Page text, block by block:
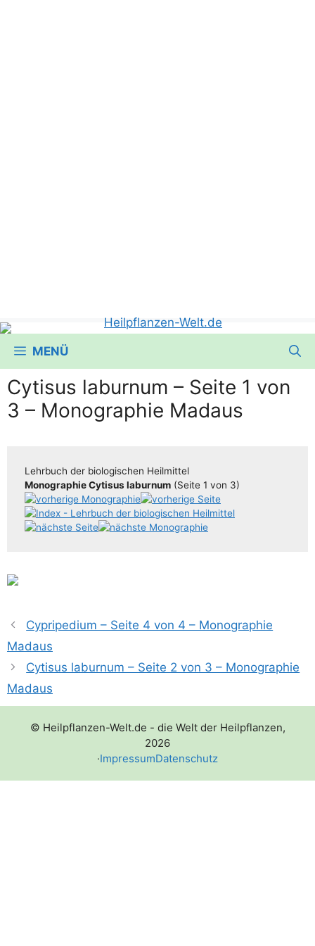
MENÜ
Cytisus laburnum – Seite 1 von
3 – Monographie Madaus
Lehr­buch der bio­lo­gi­schen Heilmittel
Mono­gra­phie Cyti­sus lab­ur­num (Sei­te 1 von 3)
Cypripedium – Seite 4 von 4 – Monographie
Madaus
Cytisus laburnum – Seite 2 von 3 – Monographie
Madaus
© Heilpflanzen-Welt.de - die Welt der Heilpflanzen,
2026
·ImpressumDatenschutz